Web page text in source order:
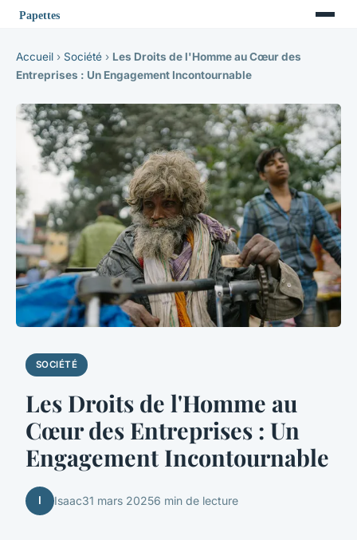
Accueil › Société › Les Droits de l'Homme au Cœur des
Entreprises : Un Engagement Incontournable
SOCIÉTÉ
Les Droits de l'Homme au
Cœur des Entreprises : Un
Engagement Incontournable
I Isaac31 mars 20256 min de lecture